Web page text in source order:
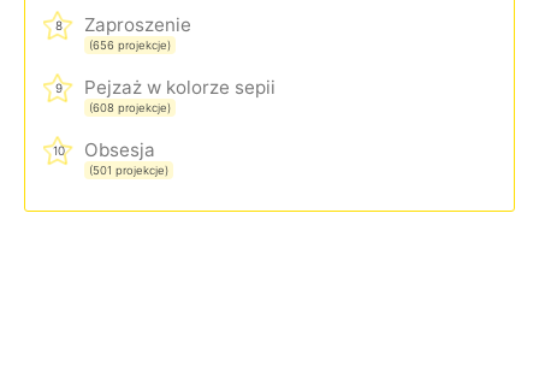
8 Zaproszenie
(656 projekcje)
9 Pejzaż w kolorze sepii
(608 projekcje)
10 Obsesja
(501 projekcje)